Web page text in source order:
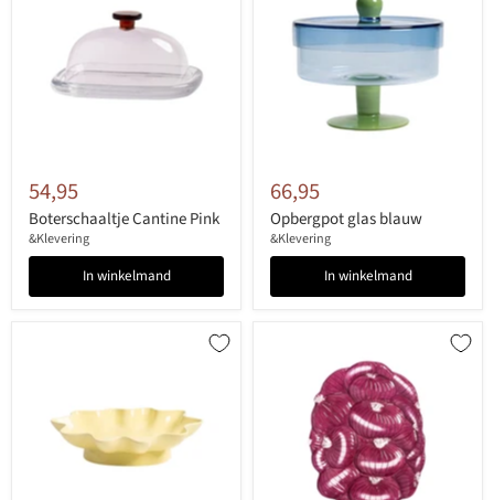
54,95
Boterschaaltje Cantine Pink
&Klevering
In winkelmand
66,95
Opbergpot glas blauw
&Klevering
In winkelmand